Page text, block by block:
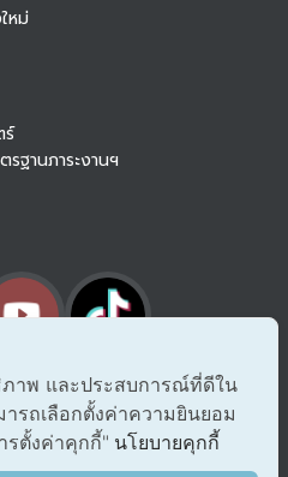
หม่
ร์
ฐานภาระงานฯ
ฤติมิชอบ
นักงาน ป.ป.ช.
ะแส สำนักงาน ป.ป.ท.
ภาพ และประสบการณ์ที่ดีใน
รถเลือกตั้งค่าความยินยอม
รตั้งค่าคุกกี้" นโยบายคุกกี้